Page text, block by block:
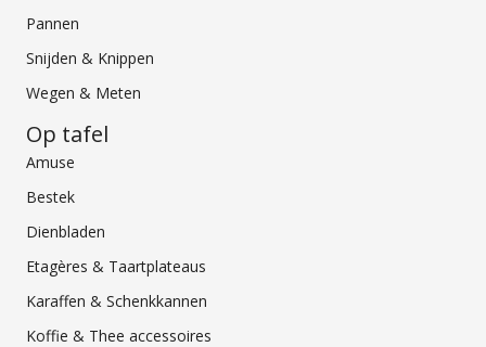
Pannen
Snijden & Knippen
Wegen & Meten
Op tafel
Amuse
Bestek
Dienbladen
Etagères & Taartplateaus
Karaffen & Schenkkannen
Koffie & Thee accessoires